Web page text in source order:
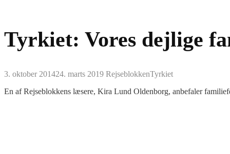
Tyrkiet: Vores dejlige
3. oktober 201424. marts 2019 RejseblokkenTyrkiet
En af Rejseblokkens læsere, Kira Lund Oldenborg, anbefaler